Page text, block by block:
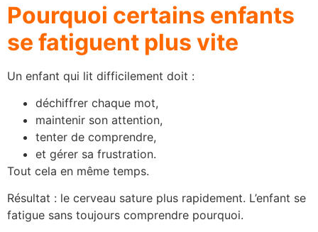
Pourquoi certains enfants
se fatiguent plus vite
Un enfant qui lit difficilement doit :
déchiffrer chaque mot,
maintenir son attention,
tenter de comprendre,
et gérer sa frustration.
Tout cela en même temps.
Résultat : le cerveau sature plus rapidement. L’enfant se
fatigue sans toujours comprendre pourquoi.